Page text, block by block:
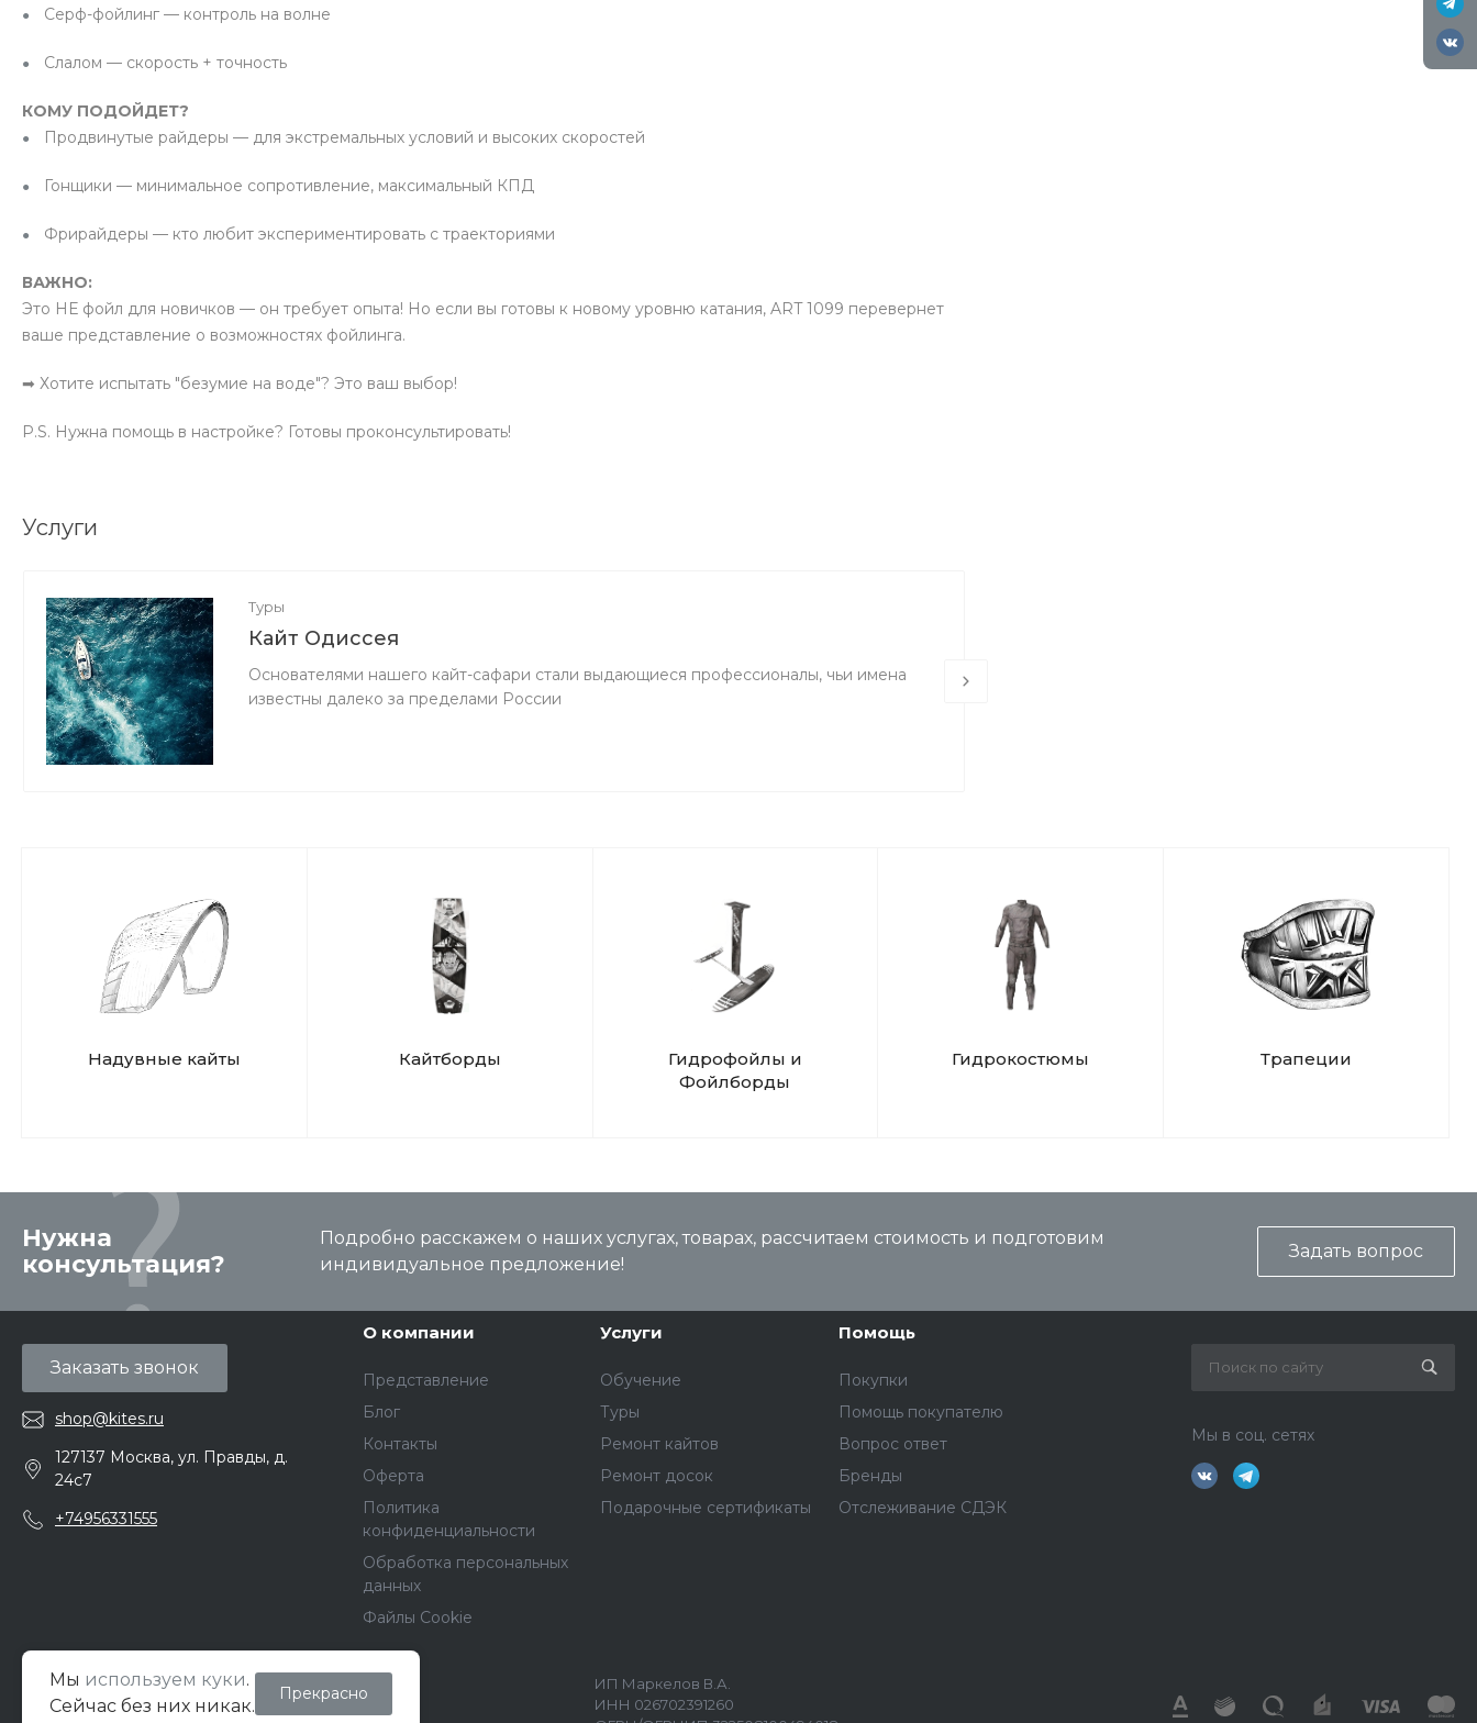
Серф-фойлинг — контроль на волне
Слалом — скорость + точность
КОМУ ПОДОЙДЕТ?
Продвинутые райдеры — для экстремальных условий и высоких скоростей
Гонщики — минимальное сопротивление, максимальный КПД
Фрирайдеры — кто любит экспериментировать с траекториями
ВАЖНО:
Это НЕ фойл для новичков — он требует опыта! Но если вы готовы к новому уровню катания, ART 1099 перевернет
ваше представление о возможностях фойлинга.
➡ Хотите испытать "безумие на воде"? Это ваш выбор!
P.S. Нужна помощь в настройке? Готовы проконсультировать!
Услуги
Туры
Кайт Одиссея
Основателями нашего кайт-сафари стали выдающиеся профессионалы, чьи имена
известны далеко за пределами России
Надувные кайты Кайтборды
Гидрофойлы и
Фойлборды
Гидрокостюмы Трапеции
Нужна
консультация?
Подробно расскажем о наших услугах, товарах, рассчитаем стоимость и подготовим
индивидуальное предложение!
Задать вопрос
Заказать звонок
shop@kites.ru
127137 Москва, ул. Правды, д.
24с7
+74956331555
О компании
Представление
Блог
Контакты
Оферта
Политика
конфиденциальности
Обработка персональных
данных
Файлы Cookie
Услуги
Обучение
Туры
Ремонт кайтов
Ремонт досок
Подарочные сертификаты
Помощь
Покупки
Помощь покупателю
Вопрос ответ
Бренды
Отслеживание СДЭК
Мы в соц. сетях
© 2026 Кайт Pro Shop, Все права защищены
ИП Маркелов В.А.
ИНН 026702391260
Мы используем куки.
Сейчас без них никак.
Прекрасно